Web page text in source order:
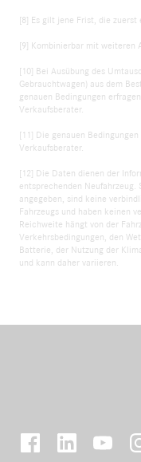
[8] Es gilt jene Frist, die zuerst
[9] Kombinierbar mit weiteren
[10] Bei Ausübung des
Gebrauchtwagen) aus dem
genauen Bedingungen
Verkaufsberater.
[11] Die genauen
Verkaufsberater.
[12] Die Daten dienen der
entsprechenden
angegeben, sind keine
Fahrzeugs und haben keinen
Reichweite hängt von der
Verkehrsbedingungen, den
Batterie, der Nutzung der
und kann daher variieren.